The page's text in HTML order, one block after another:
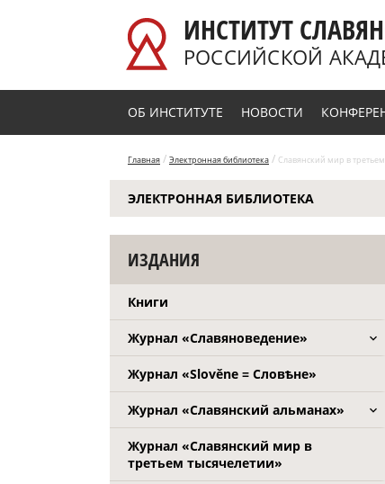
ИНСТИТУТ
РОССИЙСКОЙ
ОБ ИНСТИТУТЕ НОВОСТИ
Главная / Электронная библиотека / Славянский мир в
ЭЛЕКТРОННАЯ БИБЛИОТЕКА
ИЗДАНИЯ
Книги
Журнал «Славяноведение»
Журнал «Slověne = Словѣне»
Журнал «Славянский альманах»
Журнал «Славянский мир в
третьем тысячелетии»